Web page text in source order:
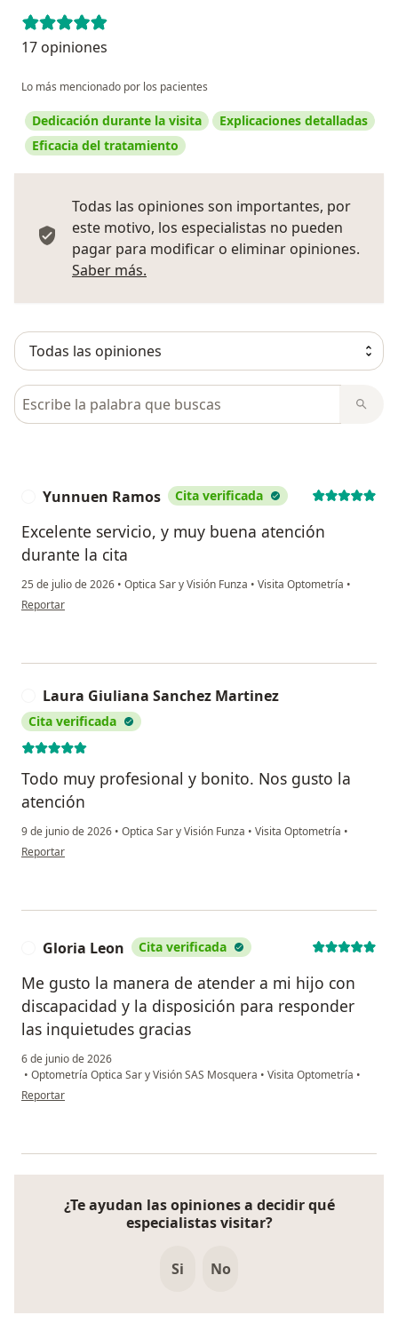
17 opiniones
Lo más mencionado por los pacientes
Dedicación durante la visita
Explicaciones detalladas
Eficacia del tratamiento
Todas las opiniones son importantes, por
este motivo, los especialistas no pueden
pagar para modificar o eliminar opiniones.
Saber más.
Busca en opiniones
Yunnuen Ramos Cita verificada
Excelente servicio, y muy buena atención
durante la cita
25 de julio de 2026 • Optica Sar y Visión Funza • Visita Optometría •
en opinión del usuario Yunnuen Ramos
Reportar
Laura Giuliana Sanchez Martinez
Cita verificada
Todo muy profesional y bonito. Nos gusto la
atención
9 de junio de 2026 • Optica Sar y Visión Funza • Visita Optometría •
en opinión del usuario Laura Giuliana Sanchez Martinez
Reportar
Gloria Leon Cita verificada
Me gusto la manera de atender a mi hijo con
discapacidad y la disposición para responder
las inquietudes gracias
6 de junio de 2026
• Optometría Optica Sar y Visión SAS Mosquera • Visita Optometría •
en opinión del usuario Gloria Leon
Reportar
¿Te ayudan las opiniones a decidir qué
especialistas visitar?
Si No